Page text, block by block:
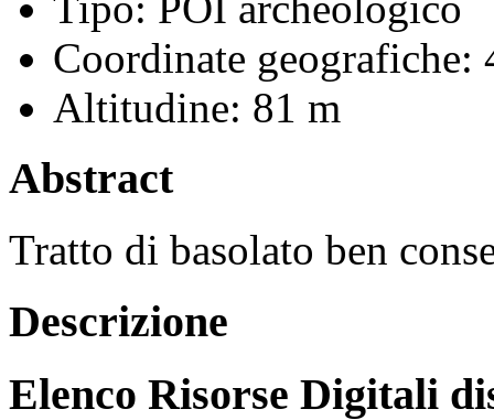
Coordinate geografiche:
Altitudine: 81 m
Abstract
Tratto di basolato ben
Descrizione
Elenco Risorse Digitali